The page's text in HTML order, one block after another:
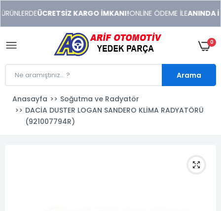
xonusu
veren
sitolar
ÜCRETSİZ KARGO İMKANI!ONLİNE ÖDEME İLEANINDA
0
Arama
Anasayfa
Soğutma ve Radyatör
DACİA DUSTER LOGAN SANDERO KLİMA RADYATÖRÜ
(921007794R)